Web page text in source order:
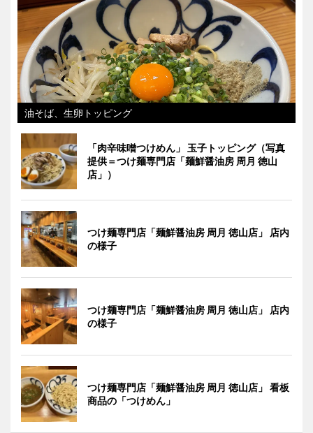
油そば、生卵トッピング
「肉辛味噌つけめん」 玉子トッピング（写真
提供＝つけ麺専門店「麺鮮醤油房 周月 徳山
店」）
つけ麺専門店「麺鮮醤油房 周月 徳山店」 店内
の様子
つけ麺専門店「麺鮮醤油房 周月 徳山店」 店内
の様子
つけ麺専門店「麺鮮醤油房 周月 徳山店」 看板
商品の「つけめん」